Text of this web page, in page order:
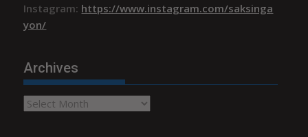
Instagram: https://www.instagram.com/saksinga
yon/
Archives
Archives